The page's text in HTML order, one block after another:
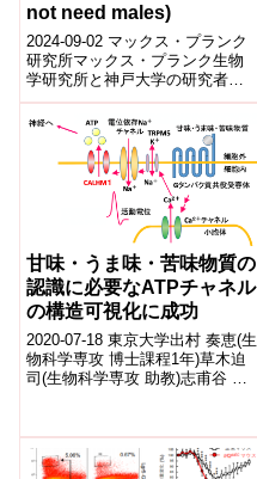
not need males)
2024-09-02 マックス・プランク
研究所マックス・プランク生物
学研究所と神戸大学の研究者
は、日本海沿岸の雌のみの褐藻
「アマゾン」が無性生殖で繁栄
しているこ...
甘味・うま味・苦味物質の
認識に必要なATPチャネル
の構造可視化に成功
2020-07-18 東京大学出村 奏恵(生
物科学専攻 博士課程1年)草木迫
司(生物科学専攻 助教)志甫谷 渉